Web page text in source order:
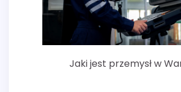
Jaki jest przemysł w